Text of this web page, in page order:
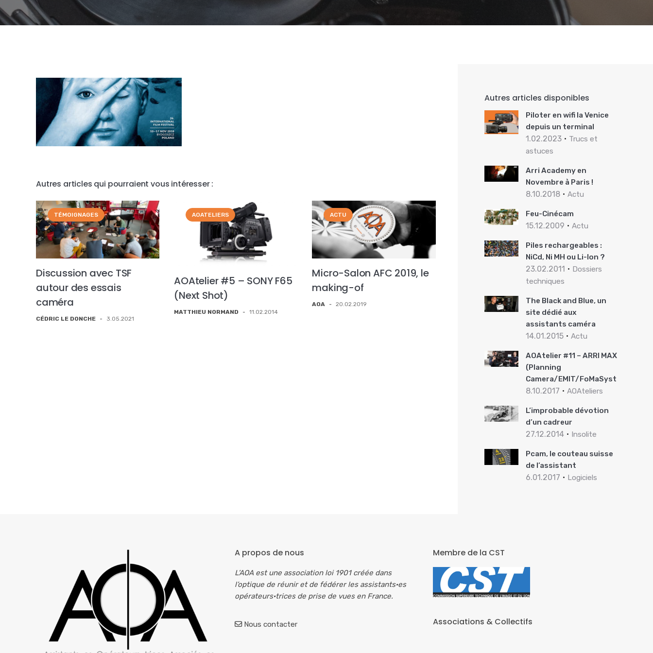
Autres articles qui pourraient vous intéresser :
TÉMOIGNAGES
Discussion avec TSF
autour des essais
caméra
CÉDRIC LE DONCHE - 3.05.2021
AOATELIERS
AOAtelier #5 – SONY F65
(Next Shot)
MATTHIEU NORMAND - 11.02.2014
ACTU
Micro-Salon AFC 2019, le
making-of
AOA - 20.02.2019
Autres articles disponibles
Piloter en wifi la Venice
depuis un terminal
1.02.2023
Trucs et
astuces
Arri Academy en
Novembre à Paris !
8.10.2018 Actu
Feu-Cinécam
15.12.2009 Actu
Piles rechargeables :
NiCd, Ni MH ou Li-Ion ?
23.02.2011
Dossiers
techniques
The Black and Blue, un
site dédié aux
assistants caméra
14.01.2015 Actu
AOAtelier #11 – ARRI MAXIMA
(Planning
Camera/EMIT/FoMaSystems)
8.10.2017 AOAteliers
L’improbable dévotion
d’un cadreur
27.12.2014 Insolite
Pcam, le couteau suisse
de l’assistant
6.01.2017 Logiciels
A propos de nous
L’AOA est une association loi 1901 créée dans
l’optique de réunir et de fédérer les assistants·es
opérateurs·trices de prise de vues en France.
Nous contacter
Membre de la CST
Associations & Collectifs